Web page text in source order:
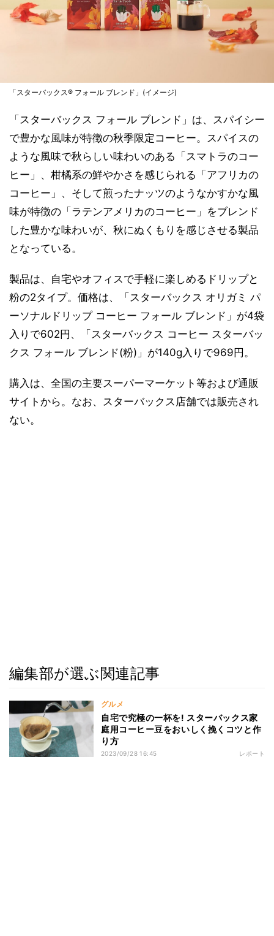
「スターバックス® フォール ブレンド」(イメージ)
「スターバックス フォール ブレンド」は、スパイシー
で豊かな風味が特徴の秋季限定コーヒー。スパイスの
ような風味で秋らしい味わいのある「スマトラのコー
ヒー」、柑橘系の鮮やかさを感じられる「アフリカの
コーヒー」、そして煎ったナッツのようなかすかな風
味が特徴の「ラテンアメリカのコーヒー」をブレンド
した豊かな味わいが、秋にぬくもりを感じさせる製品
となっている。
製品は、自宅やオフィスで手軽に楽しめるドリップと
粉の2タイプ。価格は、「スターバックス オリガミ パ
ーソナルドリップ コーヒー フォール ブレンド」が4袋
入りで602円、「スターバックス コーヒー スターバッ
クス フォール ブレンド(粉)」が140g入りで969円。
購入は、全国の主要スーパーマーケット等および通販
サイトから。なお、スターバックス店舗では販売され
ない。
編集部が選ぶ関連記事
グルメ
自宅で究極の一杯を! スターバックス家
庭用コーヒー豆をおいしく挽くコツと作
り方
2023/09/28 16:45 レポート